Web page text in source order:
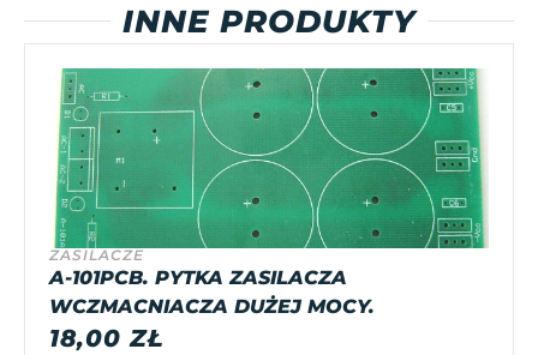
INNE PRODUKTY
ZASILACZE
A-101PCB. PYTKA ZASILACZA
WCZMACNIACZA DUŻEJ MOCY.
18,00ZŁ